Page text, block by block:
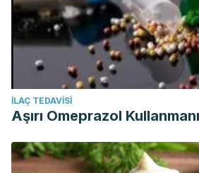
İLAÇ TEDAVISI
Aşırı Omeprazol